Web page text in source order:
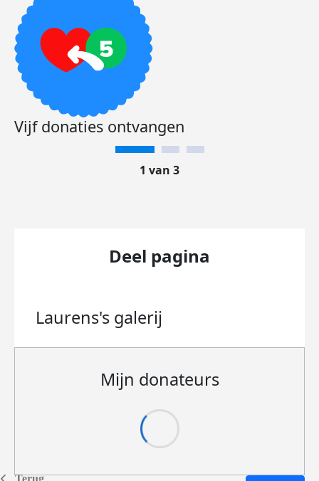
Terug
Vijf donaties ontvangen
1 van 3
Deel pagina
Laurens's galerij
Mijn donateurs